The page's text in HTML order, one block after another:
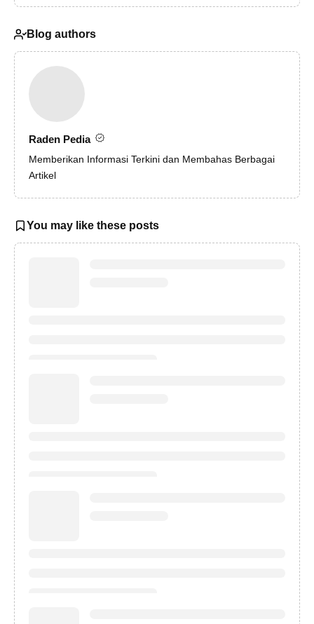
Blog authors
Raden Pedia
Memberikan Informasi Terkini dan Membahas Berbagai
Artikel
You may like these posts